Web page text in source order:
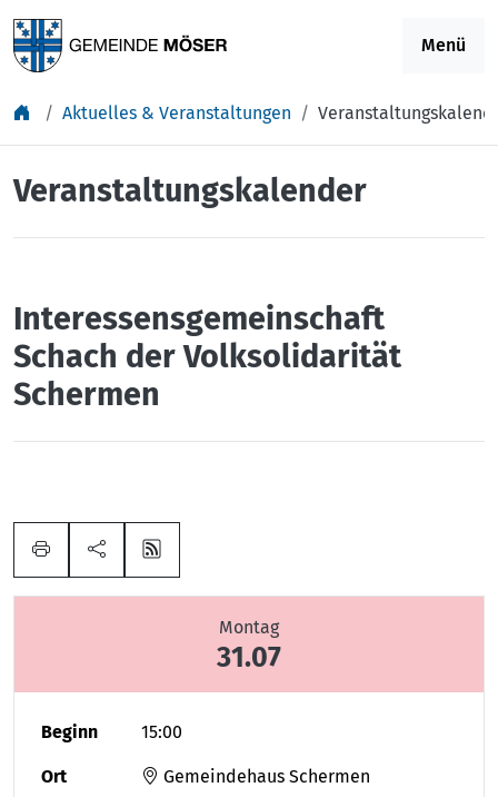
Menü
Aktuelles & Veranstaltungen
Veranstaltungskalender
Interessensgemeinschaft
Schach der Volksolidarität
Schermen
Montag
31.07
Beginn 15:00
Ort Gemeindehaus Schermen